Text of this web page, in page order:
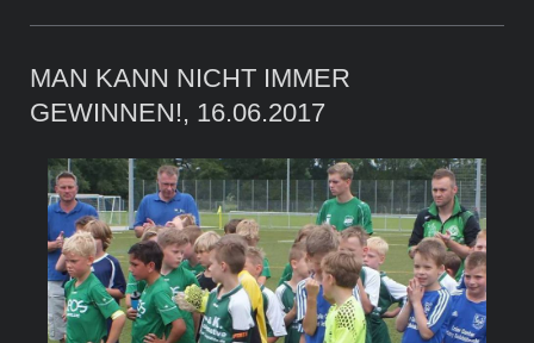
MAN KANN NICHT IMMER
GEWINNEN!, 16.06.2017